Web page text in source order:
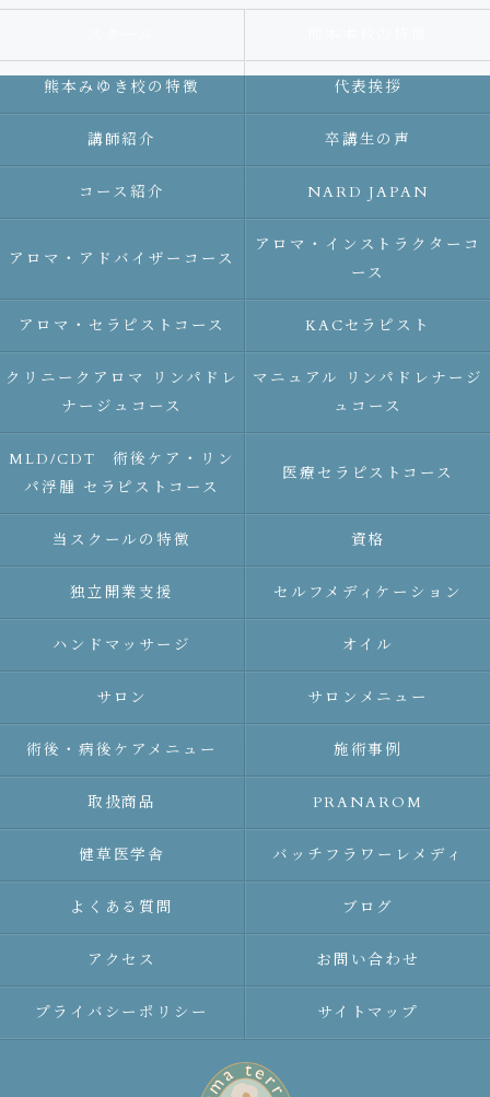
熊本みゆき校の特徴 代表挨拶
講師紹介 卒講生の声
コース紹介 NARD JAPAN
アロマ・アドバイザーコース
アロマ・インストラクターコ
ース
アロマ・セラピストコース KACセラピスト
クリニークアロマ リンパドレ
ナージュコース
マニュアル リンパドレナージ
ュコース
MLD/CDT 術後ケア・リン
パ浮腫 セラピストコース
医療セラピストコース
当スクールの特徴 資格
独立開業支援 セルフメディケーション
ハンドマッサージ オイル
サロン サロンメニュー
術後・病後ケアメニュー 施術事例
取扱商品 PRANAROM
健草医学舎 バッチフラワーレメディ
よくある質問 ブログ
アクセス お問い合わせ
プライバシーポリシー サイトマップ